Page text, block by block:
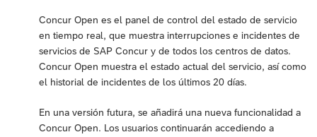
Concur Open es el panel de control del estado de servicio
en tiempo real, que muestra interrupciones e incidentes de
servicios de SAP Concur y de todos los centros de datos.
Concur Open muestra el estado actual del servicio, así como
el historial de incidentes de los últimos 20 días.
En una versión futura, se añadirá una nueva funcionalidad a
Concur Open. Los usuarios continuarán accediendo a